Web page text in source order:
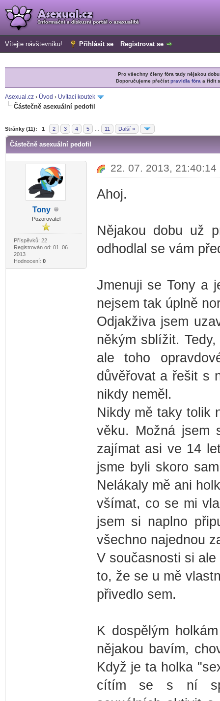
Vítejte návštevníku! Přihlásit se Registrovat se
Pro všechny členy fóra tady nějakou
Doporučujeme přečístpravidla fóra a řídit
Asexual.cz › Úvod › Uvítací koutek
Částečně asexuální pedofil
Stránky (11): 1 2 3 4 5 11 Další »
Částečně asexuální pedofil
Tony
Pozorovatel
Příspěvků: 22
Registrován od: 01. 06.
2013
Hodnocení: 0
22. 07. 2013, 21:40:14
Ahoj.
Nějakou dobu už
odhodlal se vám
Jmenuji se Tony a
nejsem tak úplně
Odjakživa jsem
někým sblížit.
ale toho
důvěřovat a řešit s
nikdy neměl.
Nikdy mě taky tolik
věku. Možná jsem
zajímat asi ve 14
jsme byli skoro
Nelákaly mě ani
všímat, co se mi
jsem si naplno
všechno najednou
V současnosti si
to, že se u mě
přivedlo sem.
K dospělým
nějakou bavím,
Když je ta holka
cítím se s ní